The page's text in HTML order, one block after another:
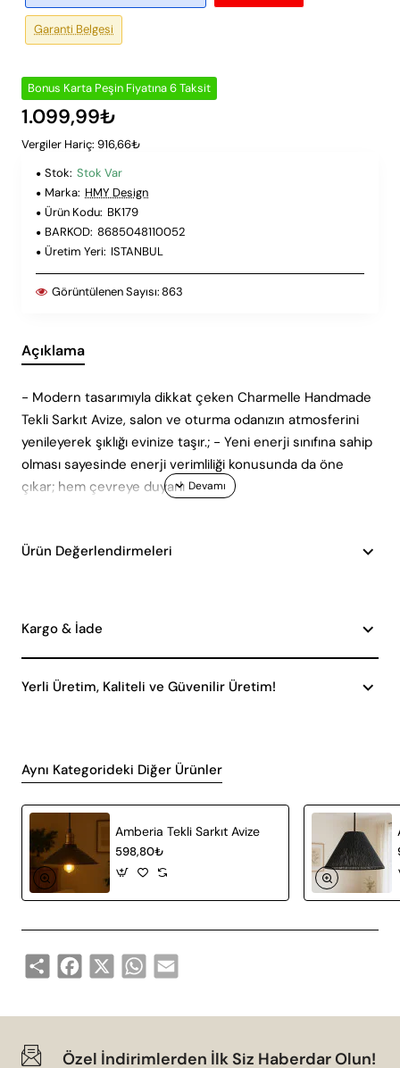
Garanti Belgesi
Bonus Karta Peşin Fiyatına 6 Taksit
1.099,99₺
Vergiler Hariç: 916,66₺
Stok: Stok Var
Marka: HMY Design
Ürün Kodu: BK179
BARKOD: 8685048110052
Üretim Yeri: ISTANBUL
Görüntülenen Sayısı:863
Açıklama
- Modern tasarımıyla dikkat çeken Charmelle Handmade
Tekli Sarkıt Avize, salon ve oturma odanızın atmosferini
yenileyerek şıklığı evinize taşır.; - Yeni enerji sınıfına sahip
olması sayesinde enerji verimliliği konusunda da öne
çıkar; hem çevreye duyarlı
Ürün Değerlendirmeleri
Kargo & İade
Yerli Üretim, Kaliteli ve Güvenilir Üretim!
Aynı Kategorideki Diğer Ürünler
Amberia Tekli Sarkıt Avize
598,80₺
Share Facebook
X WhatsApp
Email
Özel İndirimlerden İlk Siz Haberdar Olun!